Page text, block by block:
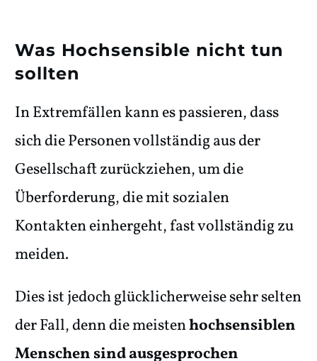
Was Hochsensible nicht tun
sollten
In Extremfällen kann es passieren, dass
sich die Personen vollständig aus der
Gesellschaft zurückziehen, um die
Überforderung, die mit sozialen
Kontakten einhergeht, fast vollständig zu
meiden.
Dies ist jedoch glücklicherweise sehr selten
der Fall, denn die meistenhochsensiblen
Menschen sind ausgesprochen